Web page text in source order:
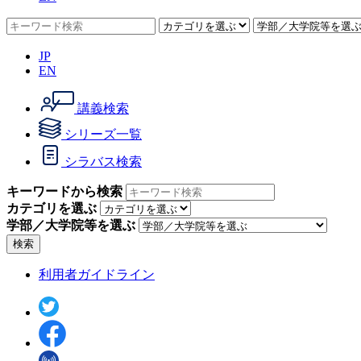
JP
EN
講義検索
シリーズ一覧
シラバス検索
キーワードから検索
カテゴリを選ぶ
学部／大学院等を選ぶ
検索
利用者ガイドライン